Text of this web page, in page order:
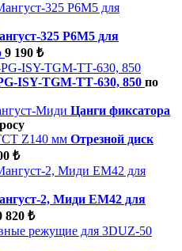
325 Р6М5 для
9 190 ₺
ISY-TGM-ТТ-630, 850 по
Цанги фиксатора
Отрезной диск
₺
2, Миди ЕМ42 для
820 ₺